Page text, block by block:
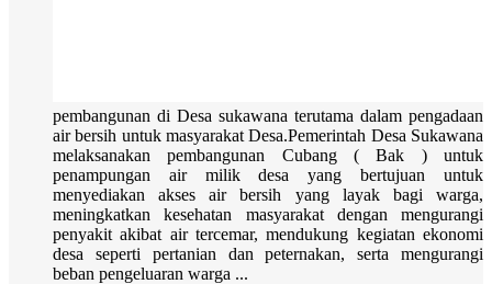
pembangunan di Desa sukawana terutama dalam pengadaan
air bersih untuk masyarakat Desa.Pemerintah Desa Sukawana
melaksanakan pembangunan Cubang ( Bak ) untuk
penampungan air milik desa yang bertujuan untuk
menyediakan akses air bersih yang layak bagi warga,
meningkatkan kesehatan masyarakat dengan mengurangi
penyakit akibat air tercemar, mendukung kegiatan ekonomi
desa seperti pertanian dan peternakan, serta mengurangi
beban pengeluaran warga ...